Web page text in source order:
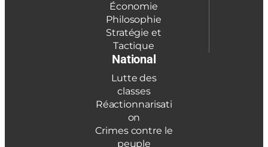
Économie
Philosophie
Stratégie et
Tactique
National
Lutte des
classes
Réactionnarisati
on
Crimes contre le
peuple